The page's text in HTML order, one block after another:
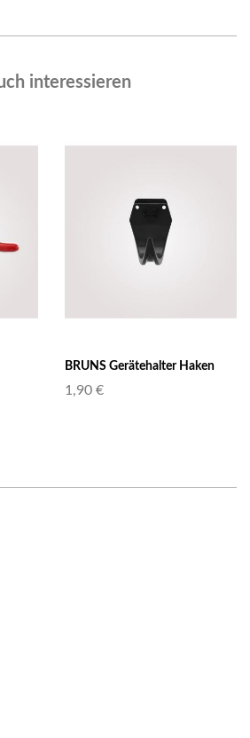
interessieren
BRUNS Gerätehalter Haken
1,90 €